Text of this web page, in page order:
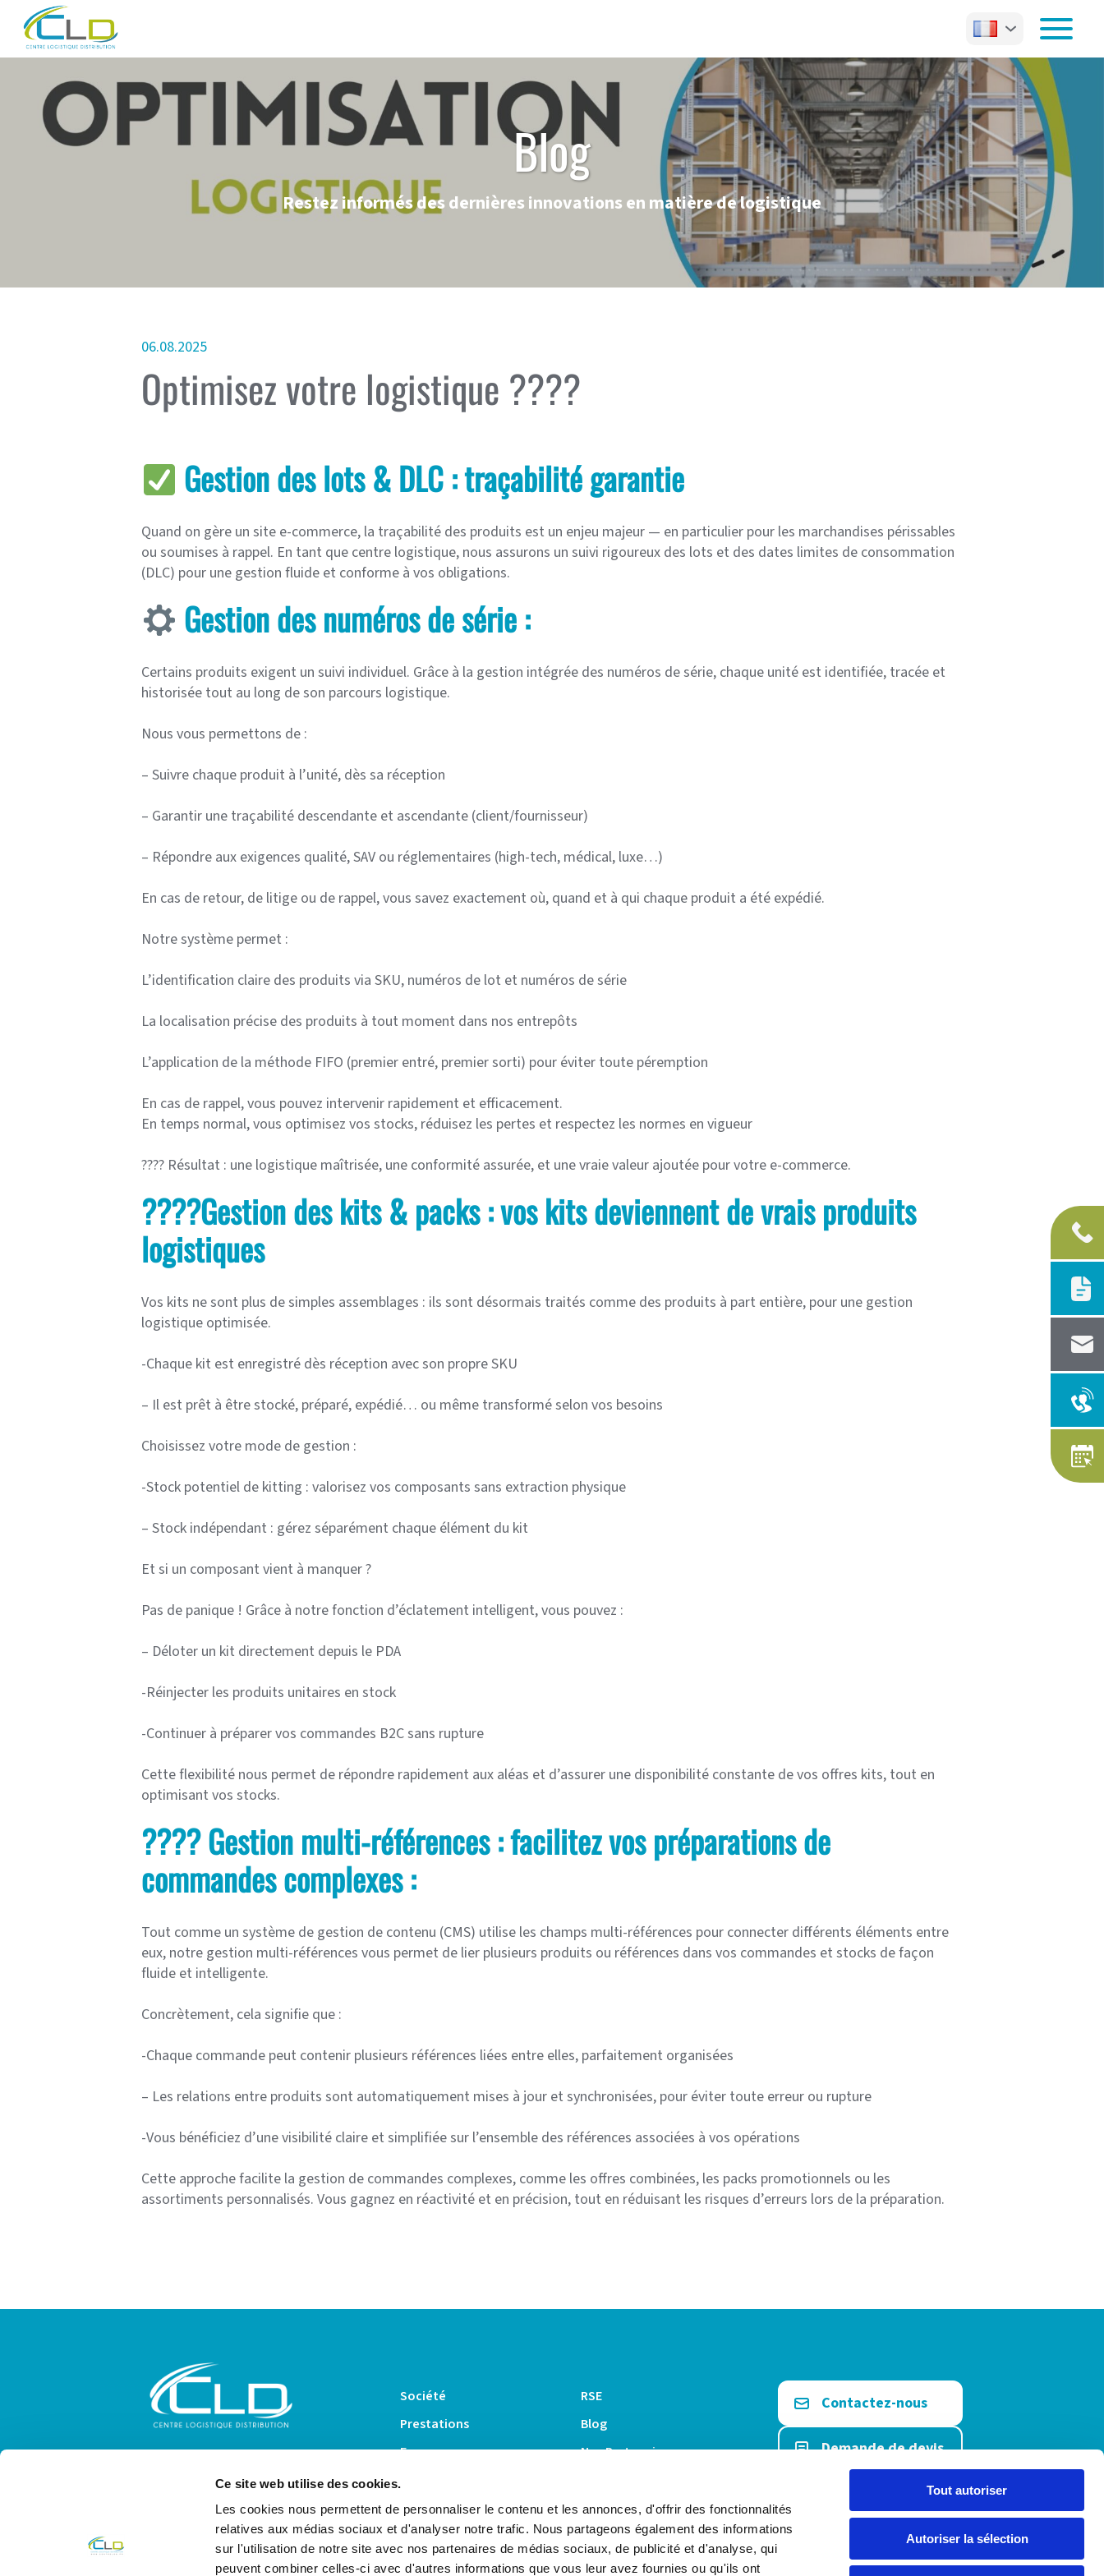
Ce site web utilise des cookies.
Les cookies nous permettent de personnaliser le contenu et les annonces, d'offrir des fonctionnalités
relatives aux médias sociaux et d'analyser notre trafic. Nous partageons également des informations
sur l'utilisation de notre site avec nos partenaires de médias sociaux, de publicité et d'analyse, qui
peuvent combiner celles-ci avec d'autres informations que vous leur avez fournies ou qu'ils ont
Tout autoriser
Autoriser la sélection
Blog
Restez informés des dernières innovations en matière de logistique
06.08.2025
Optimisez votre logistique ????
Gestion des lots & DLC : traçabilité garantie
Quand on gère un site e-commerce, la traçabilité des produits est un enjeu majeur — en particulier pour les marchandises périssables
ou soumises à rappel. En tant que centre logistique, nous assurons un suivi rigoureux des lots et des dates limites de consommation
(DLC) pour une gestion fluide et conforme à vos obligations.
Gestion des numéros de série :
Certains produits exigent un suivi individuel. Grâce à la gestion intégrée des numéros de série, chaque unité est identifiée, tracée et
historisée tout au long de son parcours logistique.
Nous vous permettons de :
– Suivre chaque produit à l’unité, dès sa réception
– Garantir une traçabilité descendante et ascendante (client/fournisseur)
– Répondre aux exigences qualité, SAV ou réglementaires (high-tech, médical, luxe…)
En cas de retour, de litige ou de rappel, vous savez exactement où, quand et à qui chaque produit a été expédié.
Notre système permet :
L’identification claire des produits via SKU, numéros de lot et numéros de série
La localisation précise des produits à tout moment dans nos entrepôts
L’application de la méthode FIFO (premier entré, premier sorti) pour éviter toute péremption
En cas de rappel, vous pouvez intervenir rapidement et efficacement.
En temps normal, vous optimisez vos stocks, réduisez les pertes et respectez les normes en vigueur
???? Résultat : une logistique maîtrisée, une conformité assurée, et une vraie valeur ajoutée pour votre e-commerce.
????Gestion des kits & packs : vos kits deviennent de vrais produits
logistiques
Vos kits ne sont plus de simples assemblages : ils sont désormais traités comme des produits à part entière, pour une gestion
logistique optimisée.
-Chaque kit est enregistré dès réception avec son propre SKU
– Il est prêt à être stocké, préparé, expédié… ou même transformé selon vos besoins
Choisissez votre mode de gestion :
-Stock potentiel de kitting : valorisez vos composants sans extraction physique
– Stock indépendant : gérez séparément chaque élément du kit
Et si un composant vient à manquer ?
Pas de panique ! Grâce à notre fonction d’éclatement intelligent, vous pouvez :
– Déloter un kit directement depuis le PDA
-Réinjecter les produits unitaires en stock
-Continuer à préparer vos commandes B2C sans rupture
Cette flexibilité nous permet de répondre rapidement aux aléas et d’assurer une disponibilité constante de vos offres kits, tout en
optimisant vos stocks.
????️ Gestion multi-références : facilitez vos préparations de
commandes complexes :
Tout comme un système de gestion de contenu (CMS) utilise les champs multi-références pour connecter différents éléments entre
eux, notre gestion multi-références vous permet de lier plusieurs produits ou références dans vos commandes et stocks de façon
fluide et intelligente.
Concrètement, cela signifie que :
-Chaque commande peut contenir plusieurs références liées entre elles, parfaitement organisées
– Les relations entre produits sont automatiquement mises à jour et synchronisées, pour éviter toute erreur ou rupture
-Vous bénéficiez d’une visibilité claire et simplifiée sur l’ensemble des références associées à vos opérations
Cette approche facilite la gestion de commandes complexes, comme les offres combinées, les packs promotionnels ou les
assortiments personnalisés. Vous gagnez en réactivité et en précision, tout en réduisant les risques d’erreurs lors de la préparation.
Alpespace – 73800 Porte-de-Savoie
04 58 14 07 91
contact@centrelog.fr
Société
Prestations
E-commerce
E-logistique
RSE
Blog
Nos Partenaires
Contactez-nous
Demande de devis